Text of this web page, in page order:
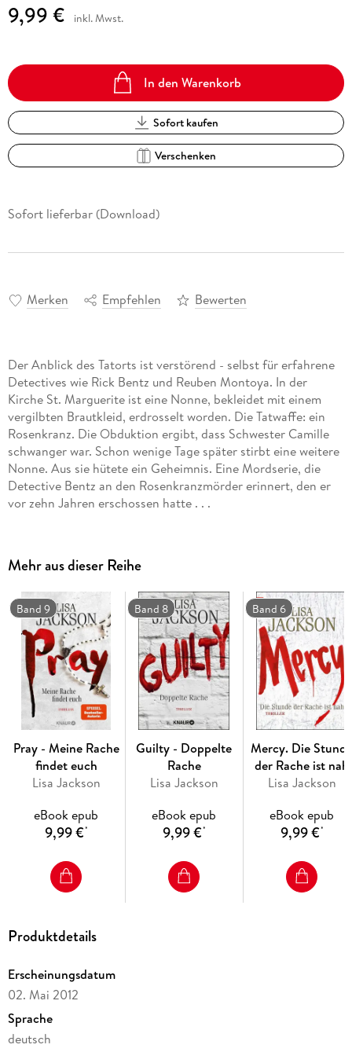
9,99 € inkl. Mwst.
In den Warenkorb
Sofort kaufen
Verschenken
Sofort lieferbar (Download)
Merken Empfehlen Bewerten
Der Anblick des Tatorts ist verstörend - selbst für erfahrene
Detectives wie Rick Bentz und Reuben Montoya. In der
Kirche St. Marguerite ist eine Nonne, bekleidet mit einem
vergilbten Brautkleid, erdrosselt worden. Die Tatwaffe: ein
Rosenkranz. Die Obduktion ergibt, dass Schwester Camille
schwanger war. Schon wenige Tage später stirbt eine weitere
Nonne. Aus sie hütete ein Geheimnis. Eine Mordserie, die
Detective Bentz an den Rosenkranzmörder erinnert, den er
vor zehn Jahren erschossen hatte . . .
Mehr aus dieser Reihe
Band 9
Pray - Meine Rache
findet euch
Lisa Jackson
eBook epub
9,99 €*
Band 8
Guilty - Doppelte
Rache
Lisa Jackson
eBook epub
9,99 €*
Band 6
Mercy. Die
der Rache ist nah
Lisa Jackson
eBook epub
9,99 €*
Produktdetails
Erscheinungsdatum
02. Mai 2012
Sprache
deutsch